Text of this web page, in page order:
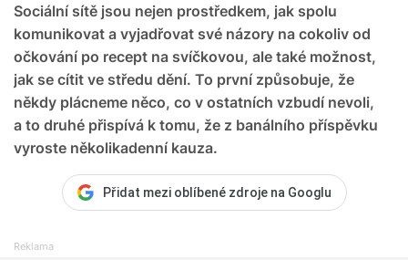
Sociální sítě jsou nejen prostředkem, jak spolu
komunikovat a vyjadřovat své názory na cokoliv od
očkování po recept na svíčkovou, ale také možnost,
jak se cítit ve středu dění. To první způsobuje, že
někdy plácneme něco, co v ostatních vzbudí nevoli,
a to druhé přispívá k tomu, že z banálního příspěvku
vyroste několikadenní kauza.
Přidat mezi oblíbené zdroje na Googlu